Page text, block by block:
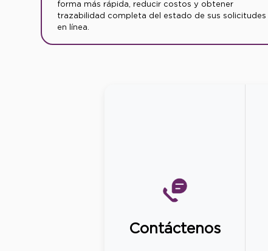
forma más rápida, reducir costos y obtener
trazabilidad completa del estado de sus solicitudes
en línea.
Contáctenos